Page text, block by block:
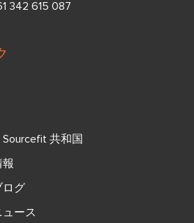
342 615 087
共和国
ログ
ース